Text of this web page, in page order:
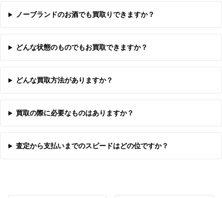
ノーブランドのお酒でも買取りできますか？
どんな状態のものでもお買取できますか？
どんな買取方法がありますか？
買取の際に必要なものはありますか？
査定から支払いまでのスピードはどの位ですか？